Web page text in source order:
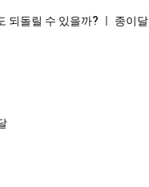
되돌릴 수 있을까? ㅣ 종이달